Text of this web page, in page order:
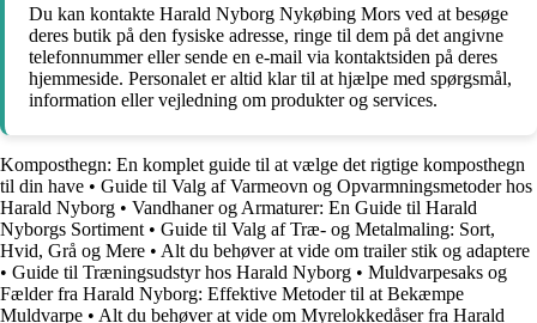
Du kan kontakte Harald Nyborg Nykøbing Mors ved at besøge
deres butik på den fysiske adresse, ringe til dem på det angivne
telefonnummer eller sende en e-mail via kontaktsiden på deres
hjemmeside. Personalet er altid klar til at hjælpe med spørgsmål,
information eller vejledning om produkter og services.
Komposthegn: En komplet guide til at vælge det rigtige komposthegn
til din have • Guide til Valg af Varmeovn og Opvarmningsmetoder hos
Harald Nyborg • Vandhaner og Armaturer: En Guide til Harald
Nyborgs Sortiment • Guide til Valg af Træ- og Metalmaling: Sort,
Hvid, Grå og Mere • Alt du behøver at vide om trailer stik og adaptere
• Guide til Træningsudstyr hos Harald Nyborg • Muldvarpesaks og
Fælder fra Harald Nyborg: Effektive Metoder til at Bekæmpe
Muldvarpe • Alt du behøver at vide om Myrelokkedåser fra Harald